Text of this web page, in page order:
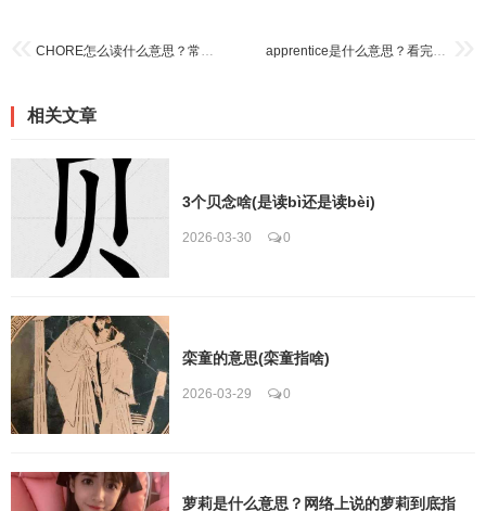
CHORE怎么读什么意思？常用例句带你深入了解用法！ apprentice是什么意思？看完这篇介绍再也不怕不认识了
相关文章
3个贝念啥(是读bì还是读bèi)
2026-03-30 0
栾童的意思(栾童指啥)
2026-03-29 0
萝莉是什么意思？网络上说的萝莉到底指